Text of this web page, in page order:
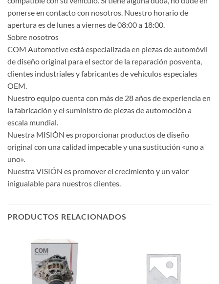
ponerse en contacto con nosotros. Nuestro horario de
apertura es de lunes a viernes de 08:00 a 18:00.
Sobre nosotros
COM Automotive está especializada en piezas de automóvil
de diseño original para el sector de la reparación posventa,
clientes industriales y fabricantes de vehículos especiales
OEM.
Nuestro equipo cuenta con más de 28 años de experiencia en
la fabricación y el suministro de piezas de automoción a
escala mundial.
Nuestra MISIÓN es proporcionar productos de diseño
original con una calidad impecable y una sustitución «uno a
uno».
Nuestra VISIÓN es promover el crecimiento y un valor
inigualable para nuestros clientes.
PRODUCTOS RELACIONADOS